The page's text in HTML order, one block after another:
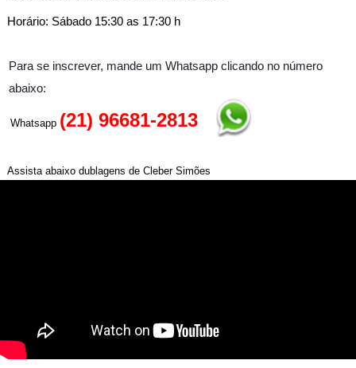
Horário: Sábado 15:30 as 17:30 h
Para se inscrever, mande um Whatsapp clicando no número
abaixo:
Whatsapp (21) 96681-2813
Assista abaixo dublagens de Cleber Simões